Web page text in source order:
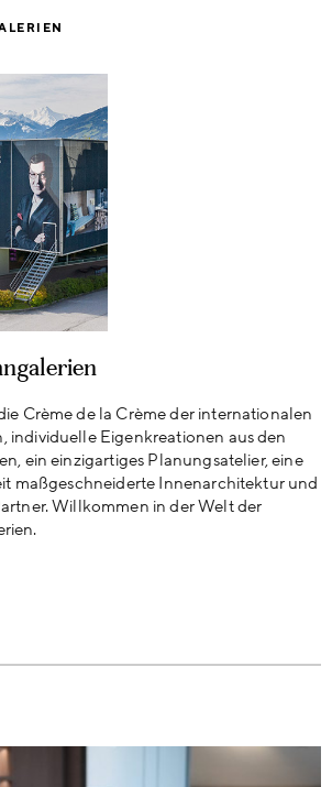
Crème de la Crème der internationalen
individuelle Eigenkreationen aus den
ein einzigartiges Planungsatelier, eine
maßgeschneiderte Innenarchitektur und
Willkommen in der Welt der